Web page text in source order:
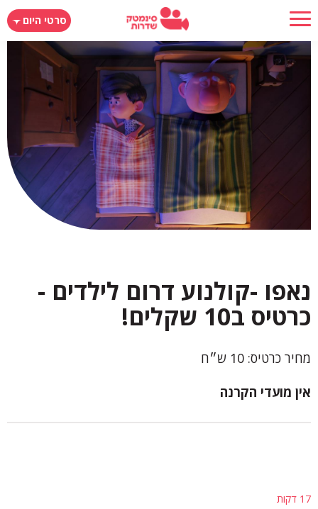
דילוג
לתוכן
העיקרי
סרטי היום
נאפו -קולנוע דרום לילדים -
כרטיס ב10 שקלים!
מחיר כרטיס: 10 ש״ח
אין מועדי הקרנה
17 דקות